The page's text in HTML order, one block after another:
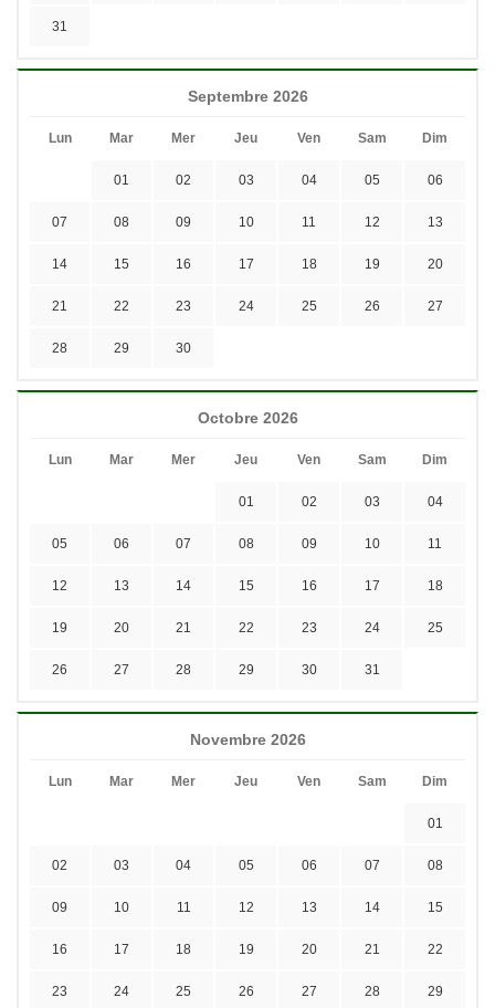
31
Septembre 2026
Lun Mar Mer Jeu Ven Sam Dim
01 02 03 04 05 06
07 08 09 10 11 12 13
14 15 16 17 18 19 20
21 22 23 24 25 26 27
28 29 30
Octobre 2026
Lun Mar Mer Jeu Ven Sam Dim
01 02 03 04
05 06 07 08 09 10 11
12 13 14 15 16 17 18
19 20 21 22 23 24 25
26 27 28 29 30 31
Novembre 2026
Lun Mar Mer Jeu Ven Sam Dim
01
02 03 04 05 06 07 08
09 10 11 12 13 14 15
16 17 18 19 20 21 22
23 24 25 26 27 28 29